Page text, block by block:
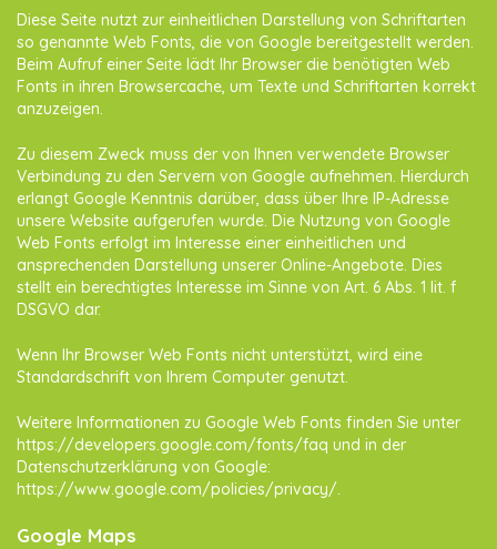
Diese Seite nutzt zur einheitlichen Darstellung von Schriftarten
so genannte Web Fonts, die von Google bereitgestellt werden.
Beim Aufruf einer Seite lädt Ihr Browser die benötigten Web
Fonts in ihren Browsercache, um Texte und Schriftarten korrekt
anzuzeigen.
Zu diesem Zweck muss der von Ihnen verwendete Browser
Verbindung zu den Servern von Google aufnehmen. Hierdurch
erlangt Google Kenntnis darüber, dass über Ihre IP-Adresse
unsere Website aufgerufen wurde. Die Nutzung von Google
Web Fonts erfolgt im Interesse einer einheitlichen und
ansprechenden Darstellung unserer Online-Angebote. Dies
stellt ein berechtigtes Interesse im Sinne von Art. 6 Abs. 1 lit. f
DSGVO dar.
Wenn Ihr Browser Web Fonts nicht unterstützt, wird eine
Standardschrift von Ihrem Computer genutzt.
Weitere Informationen zu Google Web Fonts finden Sie unter
https://developers.google.com/fonts/faq und in der
Datenschutzerklärung von Google:
https://www.google.com/policies/privacy/.
Google Maps